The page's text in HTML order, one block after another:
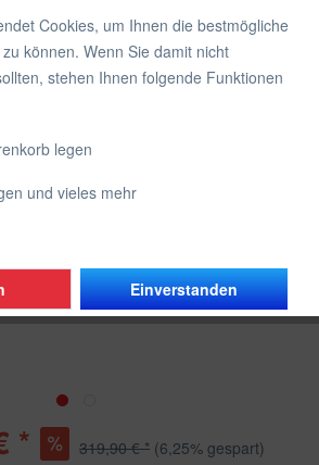
SUZUKI SV 650 S
* 319,90 € * (6,25% gespart)
Cookies, um Ihnen die bestmögliche
können. Wenn Sie damit nicht
stehen Ihnen folgende Funktionen
legen
und vieles mehr
Einverstanden